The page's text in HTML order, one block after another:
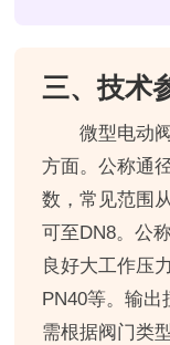
三、技术
微型电动
方面。公称通
数，常见范围
可至DN8。公
良好大工作压
PN40等。输出
需根据阀门类